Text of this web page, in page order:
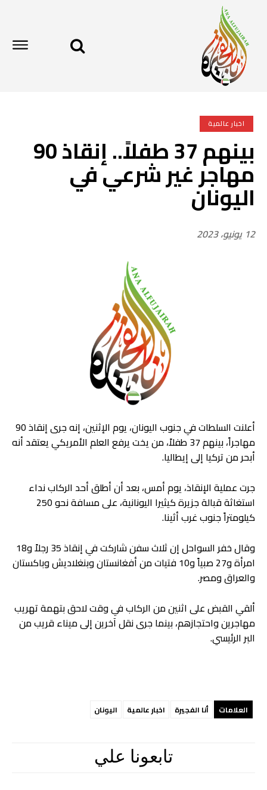
اخبار عالمية
بينهم 37 طفلاً.. إنقاذ 90
مهاجر غير شرعي في
اليونان
12 يونيو، 2023
أعلنت السلطات في جنوب اليونان، يوم الإثنين، إنه جرى إنقاذ 90
مهاجراً، بينهم 37 طفلاً، من يخت يرفع العلم الأمريكي يعتقد أنه
أبحر من تركيا إلى إيطاليا.
جرت عملية الإنقاذ، يوم أمس، بعد أن أطلق أحد الركاب نداء
استغاثة قبالة جزيرة كيثيرا اليونانية، على مسافة نحو 250
كيلومتراً جنوب غرب أثينا.
وقال خفر السواحل إن ثلاث سفن شاركت في إنقاذ 35 رجلاً و18
امرأة و27 صبياً و10 فتيات من أفغانستان وبنغلاديش وباكستان
والعراق ومصر.
ألقي القبض على اثنين من الركاب في وقت لاحق بتهمة تهريب
مهاجرين واحتجازهم، بينما جرى نقل آخرين إلى ميناء قريب من
البر الرئيسي.
العلامات أنا الفجيرة اخبار عالمية اليونان
تابعونا علي